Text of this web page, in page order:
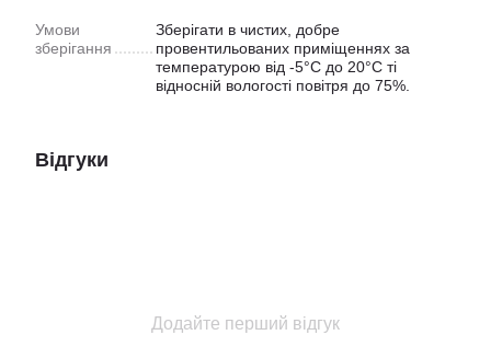
Умови
зберігання
Зберігати в чистих, добре
провентильованих приміщеннях за
температурою від -5°C до 20°C ті
відносній вологості повітря до 75%.
Відгуки
Додайте перший відгук